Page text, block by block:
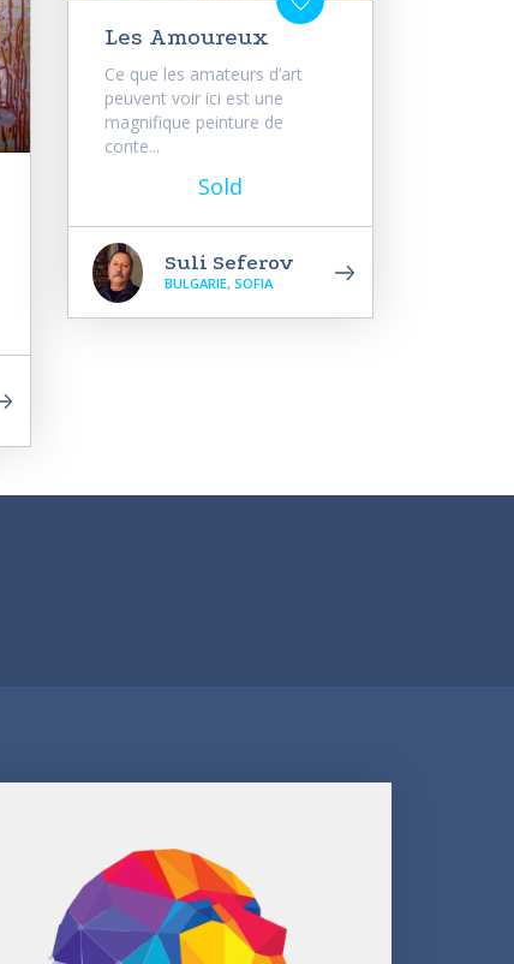
Les Amoureux
Ce que les amateurs d’art
peuvent voir ici est une
magnifique peinture de
conte...
Sold
Suli Seferov
BULGARIE, SOFIA